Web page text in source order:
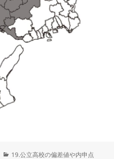
カ
19.公立高校の偏差値や内申点